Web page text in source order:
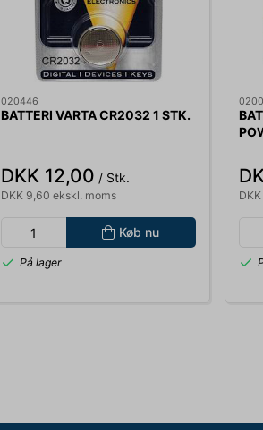
020446
BATTERI VARTA CR2032 1 STK.
DKK 12,00 / Stk.
DKK 9,60 ekskl. moms
Køb nu
På lager